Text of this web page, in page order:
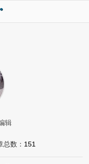
辑
总数： 151